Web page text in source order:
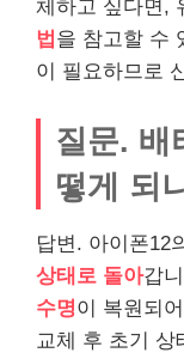
체하고 싶다면,
법 을 참고할 수
이 필요하므로
질문. 배
떻게 되
답변. 아이폰12
상태로 돌아갑
수명이 복원되
교체 후 초기